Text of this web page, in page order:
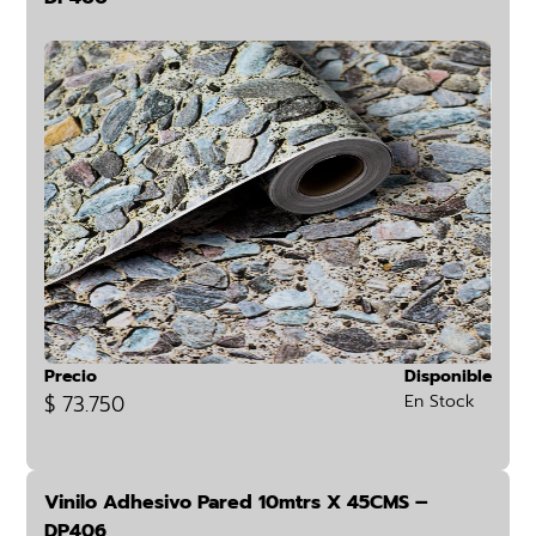
Precio
$ 73.750
Disponible
En Stock
Vinilo Adhesivo Pared 10mtrs X 45CMS –